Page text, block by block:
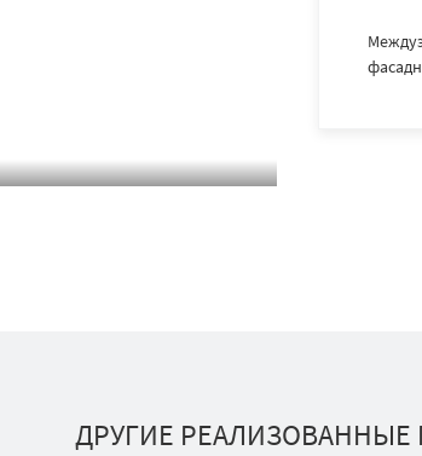
ДРУГИЕ РЕАЛИЗОВАННЫЕ